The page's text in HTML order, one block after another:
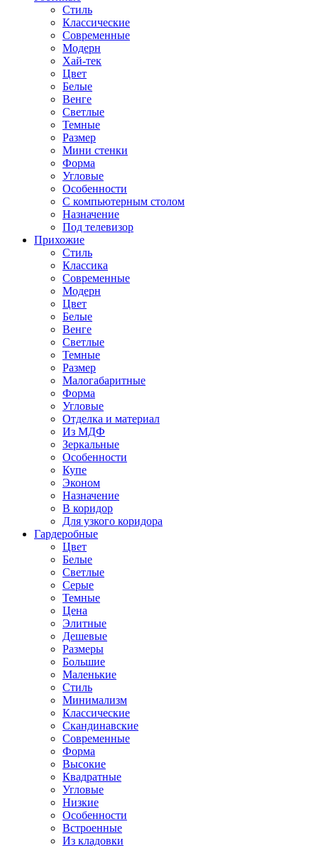
Стиль
Классические
Современные
Модерн
Хай-тек
Цвет
Белые
Венге
Светлые
Темные
Размер
Мини стенки
Форма
Угловые
Особенности
С компьютерным столом
Назначение
Под телевизор
Прихожие
Стиль
Классика
Современные
Модерн
Цвет
Белые
Венге
Светлые
Темные
Размер
Малогабаритные
Форма
Угловые
Отделка и материал
Из МДФ
Зеркальные
Особенности
Купе
Эконом
Назначение
В коридор
Для узкого коридора
Гардеробные
Цвет
Белые
Светлые
Серые
Темные
Цена
Элитные
Дешевые
Размеры
Большие
Маленькие
Стиль
Минимализм
Классические
Скандинавские
Современные
Форма
Высокие
Квадратные
Угловые
Низкие
Особенности
Встроенные
Из кладовки